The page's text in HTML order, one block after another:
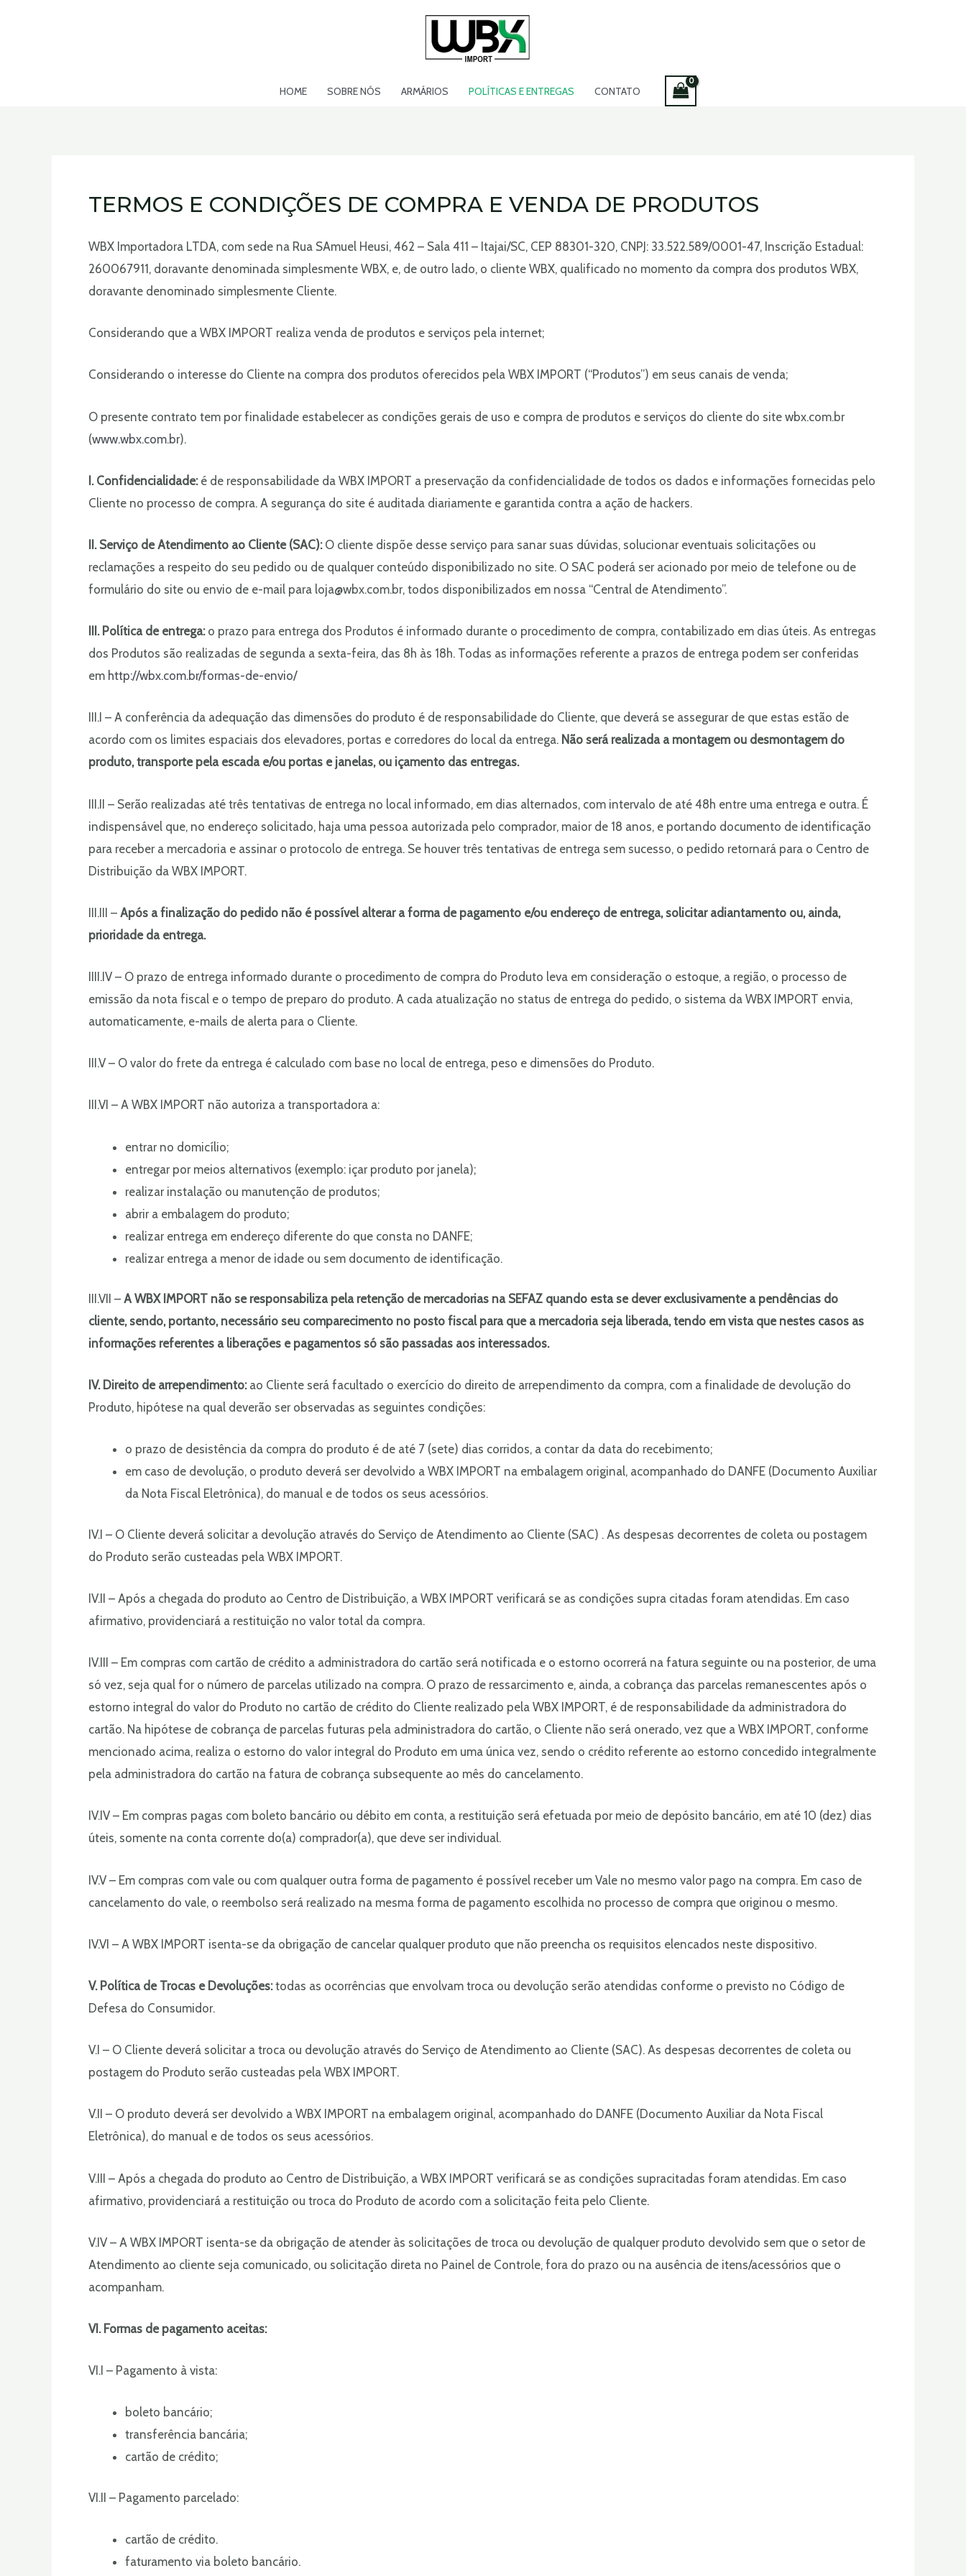
HOME SOBRE NÓS ARMÁRIOS POLÍTICAS E ENTREGAS CONTATO
TERMOS E CONDIÇÕES DE COMPRA E VENDA DE PRODUTOS
WBX Importadora LTDA, com sede na Rua SAmuel Heusi, 462 – Sala 411 – Itajai/SC, CEP 88301-320, CNPJ: 33.522.589/0001-47, Inscrição Estadual:
260067911, doravante denominada simplesmente WBX, e, de outro lado, o cliente WBX, qualificado no momento da compra dos produtos WBX,
doravante denominado simplesmente Cliente.
Considerando que a WBX IMPORT realiza venda de produtos e serviços pela internet;
Considerando o interesse do Cliente na compra dos produtos oferecidos pela WBX IMPORT (“Produtos”) em seus canais de venda;
O presente contrato tem por finalidade estabelecer as condições gerais de uso e compra de produtos e serviços do cliente do site wbx.com.br
(www.wbx.com.br).
I. Confidencialidade:é de responsabilidade da WBX IMPORT a preservação da confidencialidade de todos os dados e informações fornecidas pelo
Cliente no processo de compra. A segurança do site é auditada diariamente e garantida contra a ação de hackers.
II. Serviço de Atendimento ao Cliente (SAC):O cliente dispõe desse serviço para sanar suas dúvidas, solucionar eventuais solicitações ou
reclamações a respeito do seu pedido ou de qualquer conteúdo disponibilizado no site. O SAC poderá ser acionado por meio de telefone ou de
formulário do site ou envio de e-mail para loja@wbx.com.br, todos disponibilizados em nossa “Central de Atendimento”.
III. Política de entrega:o prazo para entrega dos Produtos é informado durante o procedimento de compra, contabilizado em dias úteis. As entregas
dos Produtos são realizadas de segunda a sexta-feira, das 8h às 18h. Todas as informações referente a prazos de entrega podem ser conferidas
em http://wbx.com.br/formas-de-envio/
III.I – A conferência da adequação das dimensões do produto é de responsabilidade do Cliente, que deverá se assegurar de que estas estão de
acordo com os limites espaciais dos elevadores, portas e corredores do local da entrega. Não será realizada a montagem ou desmontagem do
produto, transporte pela escada e/ou portas e janelas, ou içamento das entregas.
III.II – Serão realizadas até três tentativas de entrega no local informado, em dias alternados, com intervalo de até 48h entre uma entrega e outra. É
indispensável que, no endereço solicitado, haja uma pessoa autorizada pelo comprador, maior de 18 anos, e portando documento de identificação
para receber a mercadoria e assinar o protocolo de entrega. Se houver três tentativas de entrega sem sucesso, o pedido retornará para o Centro de
Distribuição da WBX IMPORT.
III.III – Após a finalização do pedido não é possível alterar a forma de pagamento e/ou endereço de entrega, solicitar adiantamento ou, ainda,
prioridade da entrega.
IIII.IV – O prazo de entrega informado durante o procedimento de compra do Produto leva em consideração o estoque, a região, o processo de
emissão da nota fiscal e o tempo de preparo do produto. A cada atualização no status de entrega do pedido, o sistema da WBX IMPORT envia,
automaticamente, e-mails de alerta para o Cliente.
III.V – O valor do frete da entrega é calculado com base no local de entrega, peso e dimensões do Produto.
III.VI – A WBX IMPORT não autoriza a transportadora a:
entrar no domicílio;
entregar por meios alternativos (exemplo: içar produto por janela);
realizar instalação ou manutenção de produtos;
abrir a embalagem do produto;
realizar entrega em endereço diferente do que consta no DANFE;
realizar entrega a menor de idade ou sem documento de identificação.
III.VII – A WBX IMPORT não se responsabiliza pela retenção de mercadorias na SEFAZ quando esta se dever exclusivamente a pendências do
cliente, sendo, portanto, necessário seu comparecimento no posto fiscal para que a mercadoria seja liberada, tendo em vista que nestes casos as
informações referentes a liberações e pagamentos só são passadas aos interessados.
IV. Direito de arrependimento:ao Cliente será facultado o exercício do direito de arrependimento da compra, com a finalidade de devolução do
Produto, hipótese na qual deverão ser observadas as seguintes condições:
o prazo de desistência da compra do produto é de até 7 (sete) dias corridos, a contar da data do recebimento;
em caso de devolução, o produto deverá ser devolvido a WBX IMPORT na embalagem original, acompanhado do DANFE (Documento Auxiliar
da Nota Fiscal Eletrônica), do manual e de todos os seus acessórios.
IV.I – O Cliente deverá solicitar a devolução através do Serviço de Atendimento ao Cliente (SAC) . As despesas decorrentes de coleta ou postagem
do Produto serão custeadas pela WBX IMPORT.
IV.II – Após a chegada do produto ao Centro de Distribuição, a WBX IMPORT verificará se as condições supra citadas foram atendidas. Em caso
afirmativo, providenciará a restituição no valor total da compra.
IV.III – Em compras com cartão de crédito a administradora do cartão será notificada e o estorno ocorrerá na fatura seguinte ou na posterior, de uma
só vez, seja qual for o número de parcelas utilizado na compra. O prazo de ressarcimento e, ainda, a cobrança das parcelas remanescentes após o
estorno integral do valor do Produto no cartão de crédito do Cliente realizado pela WBX IMPORT, é de responsabilidade da administradora do
cartão. Na hipótese de cobrança de parcelas futuras pela administradora do cartão, o Cliente não será onerado, vez que a WBX IMPORT, conforme
mencionado acima, realiza o estorno do valor integral do Produto em uma única vez, sendo o crédito referente ao estorno concedido integralmente
pela administradora do cartão na fatura de cobrança subsequente ao mês do cancelamento.
IV.IV – Em compras pagas com boleto bancário ou débito em conta, a restituição será efetuada por meio de depósito bancário, em até 10 (dez) dias
úteis, somente na conta corrente do(a) comprador(a), que deve ser individual.
IV.V – Em compras com vale ou com qualquer outra forma de pagamento é possível receber um Vale no mesmo valor pago na compra. Em caso de
cancelamento do vale, o reembolso será realizado na mesma forma de pagamento escolhida no processo de compra que originou o mesmo.
IV.VI – A WBX IMPORT isenta-se da obrigação de cancelar qualquer produto que não preencha os requisitos elencados neste dispositivo.
V. Política de Trocas e Devoluções:todas as ocorrências que envolvam troca ou devolução serão atendidas conforme o previsto no Código de
Defesa do Consumidor.
V.I – O Cliente deverá solicitar a troca ou devolução através do Serviço de Atendimento ao Cliente (SAC). As despesas decorrentes de coleta ou
postagem do Produto serão custeadas pela WBX IMPORT.
V.II – O produto deverá ser devolvido a WBX IMPORT na embalagem original, acompanhado do DANFE (Documento Auxiliar da Nota Fiscal
Eletrônica), do manual e de todos os seus acessórios.
V.III – Após a chegada do produto ao Centro de Distribuição, a WBX IMPORT verificará se as condições supracitadas foram atendidas. Em caso
afirmativo, providenciará a restituição ou troca do Produto de acordo com a solicitação feita pelo Cliente.
V.IV – A WBX IMPORT isenta-se da obrigação de atender às solicitações de troca ou devolução de qualquer produto devolvido sem que o setor de
Atendimento ao cliente seja comunicado, ou solicitação direta no Painel de Controle, fora do prazo ou na ausência de itens/acessórios que o
acompanham.
VI. Formas de pagamento aceitas:
VI.I – Pagamento à vista:
boleto bancário;
transferência bancária;
cartão de crédito;
VI.II – Pagamento parcelado:
cartão de crédito.
faturamento via boleto bancário.